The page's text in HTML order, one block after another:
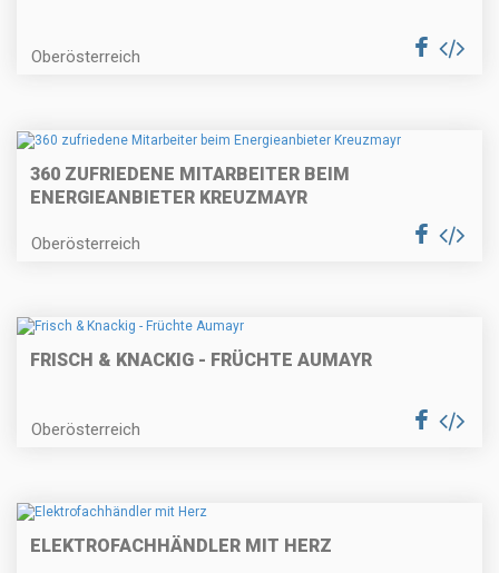
Oberösterreich
360 ZUFRIEDENE MITARBEITER BEIM
ENERGIEANBIETER KREUZMAYR
Oberösterreich
FRISCH & KNACKIG - FRÜCHTE AUMAYR
Oberösterreich
ELEKTROFACHHÄNDLER MIT HERZ